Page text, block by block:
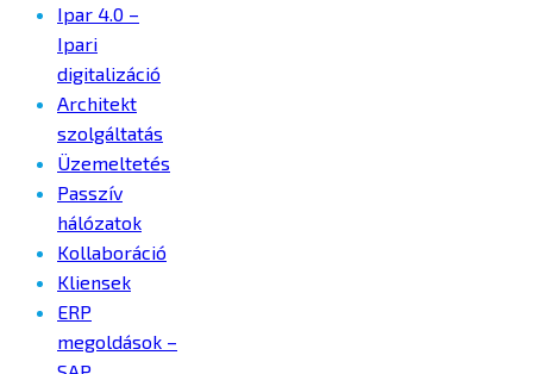
Ipar 4.0 –
Ipari
digitalizáció
Architekt
szolgáltatás
Üzemeltetés
Passzív
hálózatok
Kollaboráció
Kliensek
ERP
megoldások –